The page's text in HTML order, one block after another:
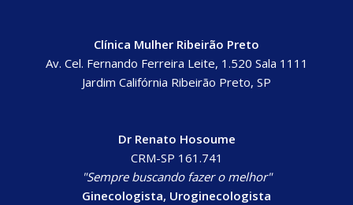
Clínica Mulher Ribeirão Preto
Av. Cel. Fernando Ferreira Leite, 1.520 Sala 1111
Jardim Califórnia Ribeirão Preto, SP
Dr Renato Hosoume
CRM-SP 161.741
"Sempre buscando fazer o melhor"
Ginecologista, Uroginecologista